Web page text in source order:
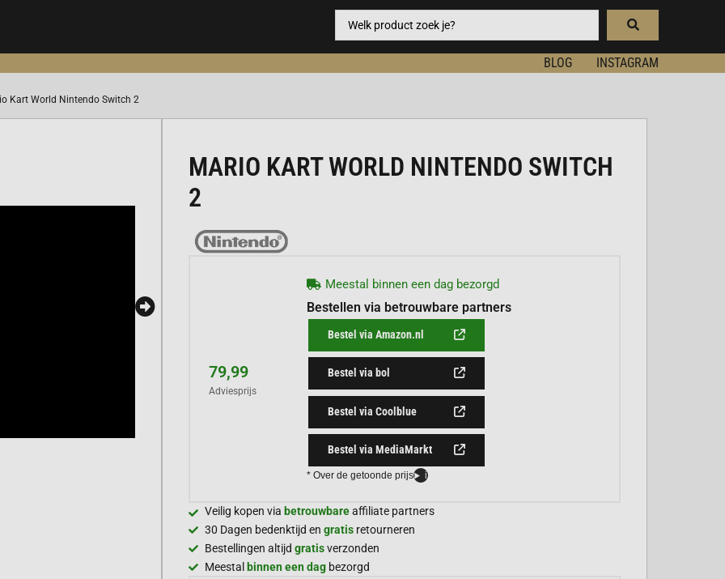
BLOG INSTAGRAM
Kart World Nintendo Switch 2
MARIO KART WORLD NINTENDO SWITCH
2
79,99
Adviesprijs
Meestal binnen een dag bezorgd
Bestellen via betrouwbare partners
Bestel via Amazon.nl
Bestel via bol
Bestel via Coolblue
Bestel via MediaMarkt
* Over de getoonde prijs i
Veilig kopen via betrouwbareaffiliate partners
30 Dagen bedenktijd en gratis retourneren
Bestellingen altijd gratisverzonden
Meestal binnen een dag bezorgd